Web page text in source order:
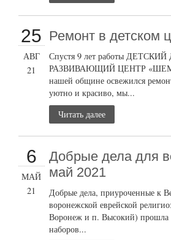
25
АВГ
21
Ремонт в детском
Спустя 9 лет работы
РАЗВИВАЮЩИЙ ЦЕНТР
нашей общине освежился
уютно и красиво, мы...
Читать далее
6
МАЙ
21
Добрые дела для
май 2021
Добрые дела, приуроченные к
воронежской еврейской
Воронеж и п. Высокий) прошла
наборов...